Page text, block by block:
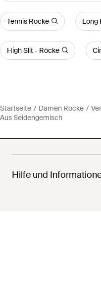
Tennis Röcke Long
High Slit - Röcke
Startseite Damen Röcke
Aus Seidengemisch
Hilfe und